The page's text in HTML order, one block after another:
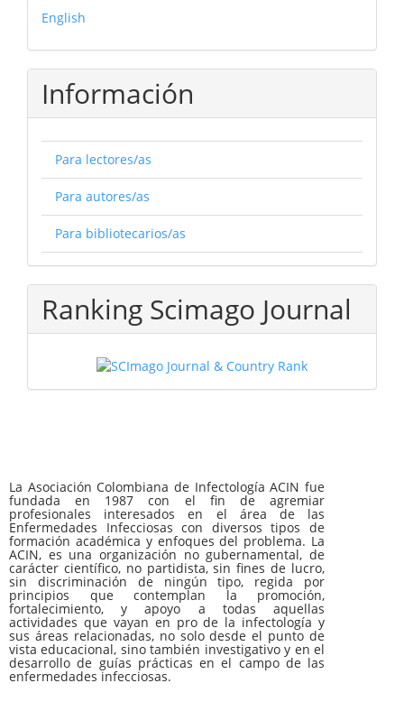
English
Información
Para lectores/as
Para autores/as
Para bibliotecarios/as
Ranking Scimago Journal
La Asociación Colombiana de Infectología ACIN fue
fundada en 1987 con el fin de agremiar
profesionales interesados en el área de las
Enfermedades Infecciosas con diversos tipos de
formación académica y enfoques del problema. La
ACIN, es una organización no gubernamental, de
carácter científico, no partidista, sin fines de lucro,
sin discriminación de ningún tipo, regida por
principios que contemplan la promoción,
fortalecimiento, y apoyo a todas aquellas
actividades que vayan en pro de la infectología y
sus áreas relacionadas, no solo desde el punto de
vista educacional, sino también investigativo y en el
desarrollo de guías prácticas en el campo de las
enfermedades infecciosas.